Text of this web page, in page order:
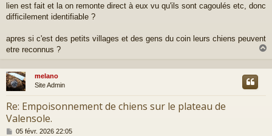
lien est fait et la on remonte direct à eux vu qu'ils sont cagoulés etc, donc
difficilement identifiable ?
apres si c'est des petits villages et des gens du coin leurs chiens peuvent
etre reconnus ?
u
melano
Site Admin
Re: Empoisonnement de chiens sur le plateau de
Valensole.
M
05 févr. 2026 22:05